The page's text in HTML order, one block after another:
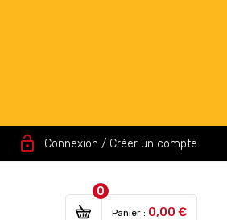
lock_open Connexion / Créer un compte
0
Panier : 0,00 €